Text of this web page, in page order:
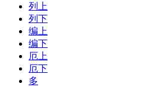
列上
列下
编上
编下
厄上
厄下
多